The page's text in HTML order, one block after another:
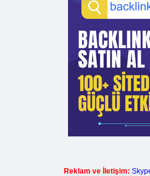
Reklam ve İletişim: